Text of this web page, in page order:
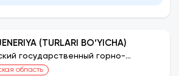
(TURLARI BO‘YICHA)
государственный горно-
университет
область